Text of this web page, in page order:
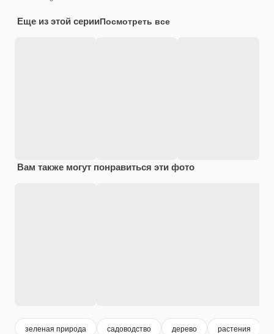
Еще из этой серииПосмотреть все
Вам также могут понравиться эти фото
зеленая природа садоводство дерево растения